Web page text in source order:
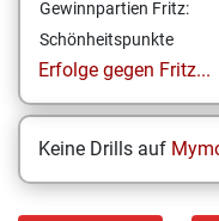
Gewinnpartien Fritz:
Schönheitspunkte
Erfolge gegen Fritz...
Keine Drills auf